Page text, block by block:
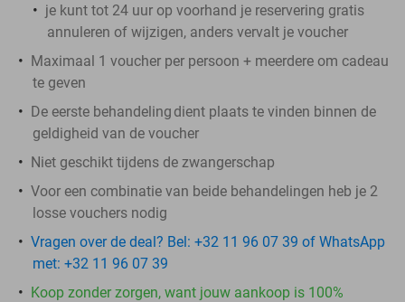
je kunt tot 24 uur op voorhand je reservering gratis
annuleren of wijzigen, anders vervalt je voucher
Maximaal 1 voucher per persoon + meerdere om cadeau
te geven
De eerste behandeling dient plaats te vinden binnen de
geldigheid van de voucher
Niet geschikt tijdens de zwangerschap
Voor een combinatie van beide behandelingen heb je 2
losse vouchers nodig
Vragen over de deal? Bel: +32 11 96 07 39 of WhatsApp
met: +32 11 96 07 39
Koop zonder zorgen, want jouw aankoop is 100%